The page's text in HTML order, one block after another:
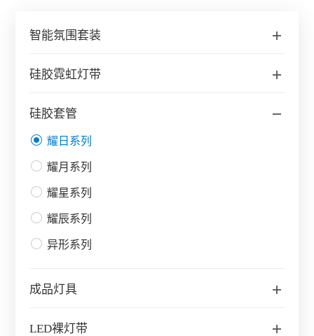
智能氛围套装
硅胶霓虹灯带
硅胶套管
耀日系列
耀月系列
耀星系列
耀辰系列
异形系列
成品灯具
LED裸灯带